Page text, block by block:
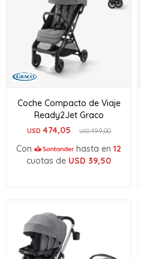
Coche Compacto de Viaje
Ready2Jet Graco
USD 474,05 USD499,00
Con hasta en 12
cuotas de USD 39,50